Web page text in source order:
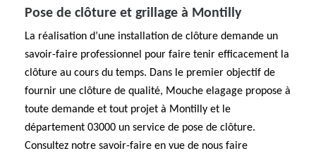
Pose de clôture et grillage à Montilly
La réalisation d’une installation de clôture demande un
savoir-faire professionnel pour faire tenir efficacement la
clôture au cours du temps. Dans le premier objectif de
fournir une clôture de qualité, Mouche elagage propose à
toute demande et tout projet à Montilly et le
département 03000 un service de pose de clôture.
Consultez notre savoir-faire en vue de nous faire